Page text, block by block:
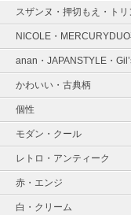
スザンヌ・押切もえ・ト
NICOLE・
anan・JAPANSTYLE・
かわいい・古典柄
個性
モダン・クール
レトロ・アンティーク
赤・エンジ
白・クリーム